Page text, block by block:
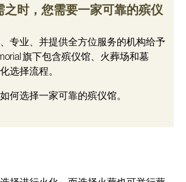
之时，您需要一家可靠的殡仪
专业、并提供全方位服务的机构给予
旗下包含殡仪馆、火葬场和墓
选择流程。
何选择一家可靠的殡仪馆。